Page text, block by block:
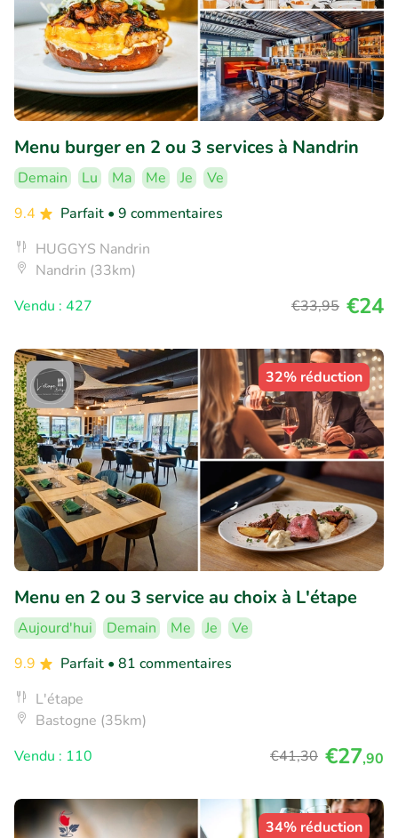
Menu burger en 2 ou 3 services à Nandrin
Demain Lu Ma Me Je
Ve
9.4
Parfait • 9 commentaires
HUGGYS Nandrin
Nandrin (33km)
Vendu : 427
€33,95 €24
32% réduction
Menu en 2 ou 3 service au choix à L'étape
Aujourd'hui Demain Me Je
Ve
9.9
Parfait • 81 commentaires
L'étape
Bastogne (35km)
Vendu : 110
€41,30 €27,90
34% réduction